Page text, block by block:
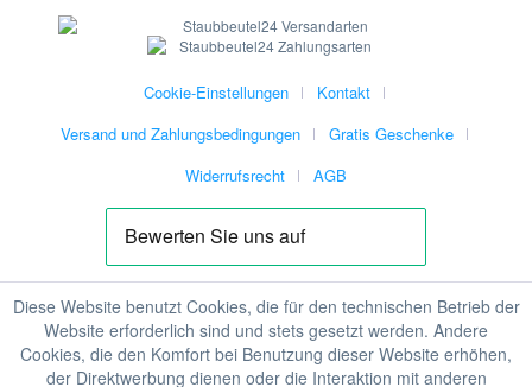
Cookie-Einstellungen
Kontakt
Versand und Zahlungsbedingungen
Gratis Geschenke
Widerrufsrecht
AGB
Diese Website benutzt Cookies, die für den technischen Betrieb der
Website erforderlich sind und stets gesetzt werden. Andere
Cookies, die den Komfort bei Benutzung dieser Website erhöhen,
der Direktwerbung dienen oder die Interaktion mit anderen